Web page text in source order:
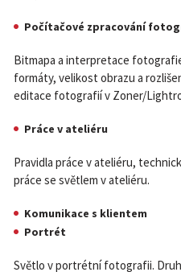
Počítačové zpracování
Bitmapa a interpretace
formáty, velikost obrazu a
editace fotografií v Zoner/
Práce v ateliéru
Pravidla práce v ateliéru,
práce se světlem v ateliéru.
Komunikace s klientem
Portrét
Světlo v portrétní fotografii.